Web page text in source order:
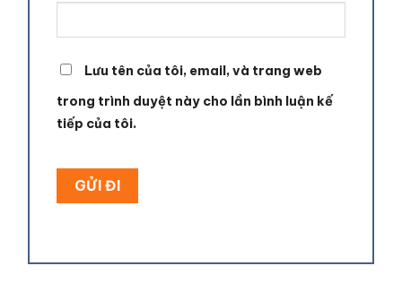
Lưu tên của tôi, email, và trang web
trong trình duyệt này cho lần bình luận kế
tiếp của tôi.